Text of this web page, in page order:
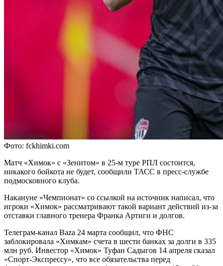
Фото: fckhimki.com
Матч «Химок» с «Зенитом» в 25-м туре РПЛ состоится,
никакого бойкота не будет, сообщили ТАСС в пресс-службе
подмосковного клуба.
Накануне «Чемпионат» со ссылкой на источник написал, что
игроки «Химок» рассматривают такой вариант действий из-за
отставки главного тренера Франка Артиги и долгов.
Телеграм-канал Baza 24 марта сообщил, что ФНС
заблокировала «Химкам» счета в шести банках за долги в 335
млн руб. Инвестор «Химок» Туфан Садыгов 14 апреля сказал
«Спорт-Экспрессу», что все обязательства перед